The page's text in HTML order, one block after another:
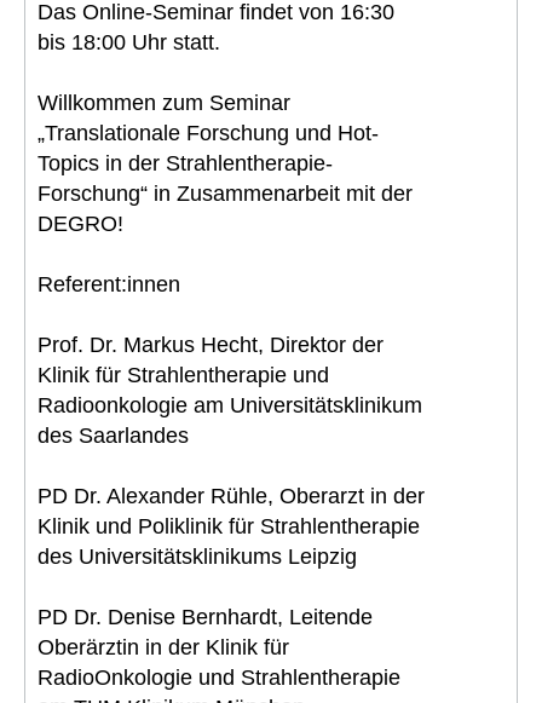
Das Online-Seminar findet von 16:30
bis 18:00 Uhr statt.
Willkommen zum Seminar
„Translationale Forschung und Hot-
Topics in der Strahlentherapie-
Forschung“ in Zusammenarbeit mit der
DEGRO!
Referent:innen
Prof. Dr. Markus Hecht, Direktor der
Klinik für Strahlentherapie und
Radioonkologie am Universitätsklinikum
des Saarlandes
PD Dr. Alexander Rühle, Oberarzt in der
Klinik und Poliklinik für Strahlentherapie
des Universitätsklinikums Leipzig
PD Dr. Denise Bernhardt, Leitende
Oberärztin in der Klinik für
RadioOnkologie und Strahlentherapie